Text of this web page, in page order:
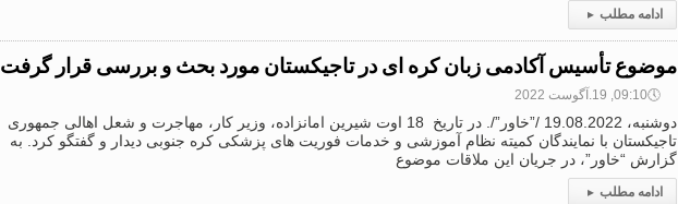
ادامه مطلب ▸
موضوع تأسیس آکادمی زبان کره ای در تاجیکستان مورد بحث و بررسی قرار گرفت
🕔09:10, 19.آگوست 2022
دوشنبه، 19.08.2022 /”خاور”/. در تاریخ 18 اوت شیرین امانزاده، وزیر کار، مهاجرت و شعل اهالی جمهوری
تاجیکستان با نمایندگان کمیته نظام آموزشی و خدمات فوریت های پزشکی کره جنوبی دیدار و گفتگو کرد. به
گزارش “خاور”، در جریان این ملاقات موضوع
ادامه مطلب ▸